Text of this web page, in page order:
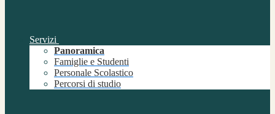
Servizi
Panoramica
Famiglie e Studenti
Personale Scolastico
Percorsi di studio